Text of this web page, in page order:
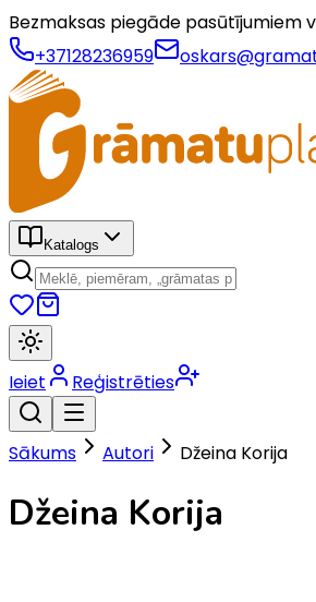
Bezmaksas piegāde pasūtījumiem
+37128236959
Katalogs
Ieiet Reģistrēties
Sākums Autori Džeina Korija
Džeina Korija